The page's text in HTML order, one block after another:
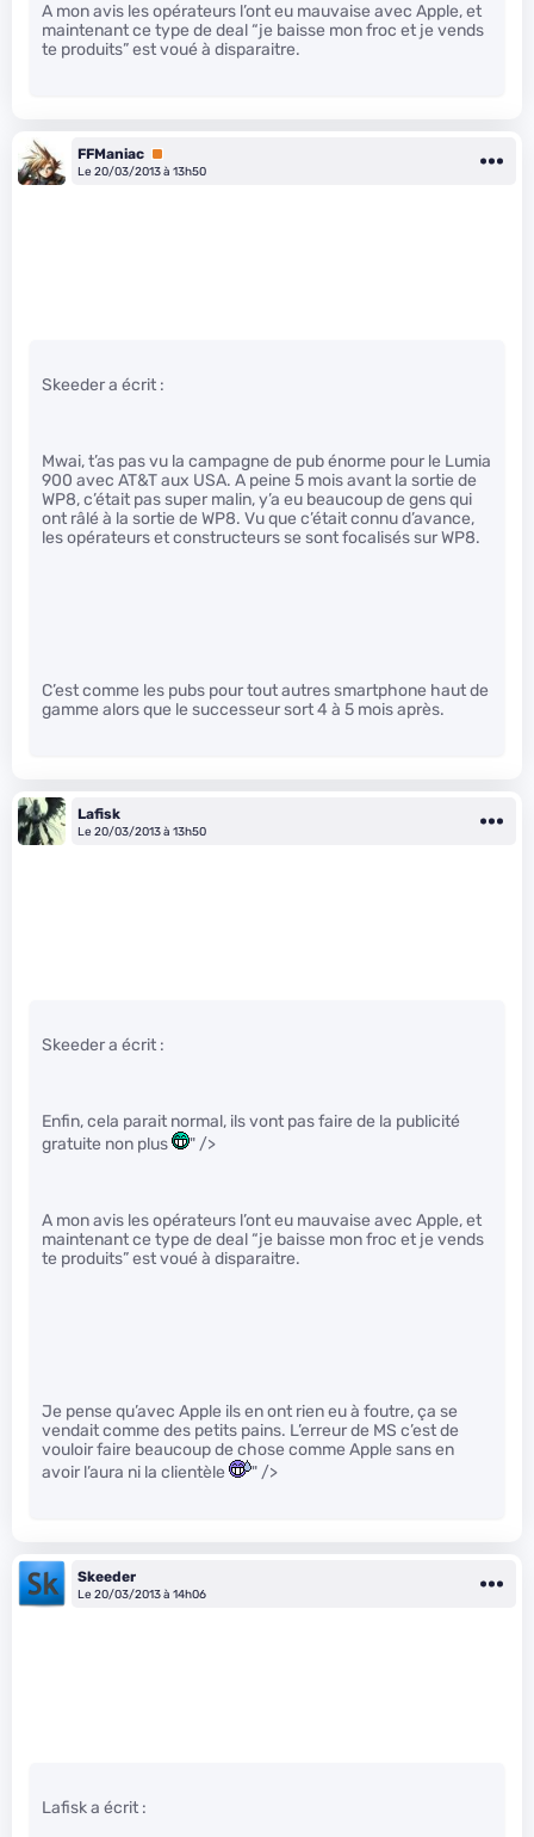
A mon avis les opérateurs l’ont eu mauvaise avec Apple, et
maintenant ce type de deal “je baisse mon froc et je vends
te produits” est voué à disparaitre.
FFManiac Premium
Le 20/03/2013 à 13h50
Skeeder a écrit :
Mwai, t’as pas vu la campagne de pub énorme pour le Lumia
900 avec AT&T aux USA. A peine 5 mois avant la sortie de
WP8, c’était pas super malin, y’a eu beaucoup de gens qui
ont râlé à la sortie de WP8. Vu que c’était connu d’avance,
les opérateurs et constructeurs se sont focalisés sur WP8.
C’est comme les pubs pour tout autres smartphone haut de
gamme alors que le successeur sort 4 à 5 mois après.
Lafisk
Le 20/03/2013 à 13h50
Skeeder a écrit :
Enfin, cela parait normal, ils vont pas faire de la publicité
gratuite non plus
" />
A mon avis les opérateurs l’ont eu mauvaise avec Apple, et
maintenant ce type de deal “je baisse mon froc et je vends
te produits” est voué à disparaitre.
Je pense qu’avec Apple ils en ont rien eu à foutre, ça se
vendait comme des petits pains. L’erreur de MS c’est de
vouloir faire beaucoup de chose comme Apple sans en
avoir l’aura ni la clientèle
" />
Skeeder
Le 20/03/2013 à 14h06
Lafisk a écrit :